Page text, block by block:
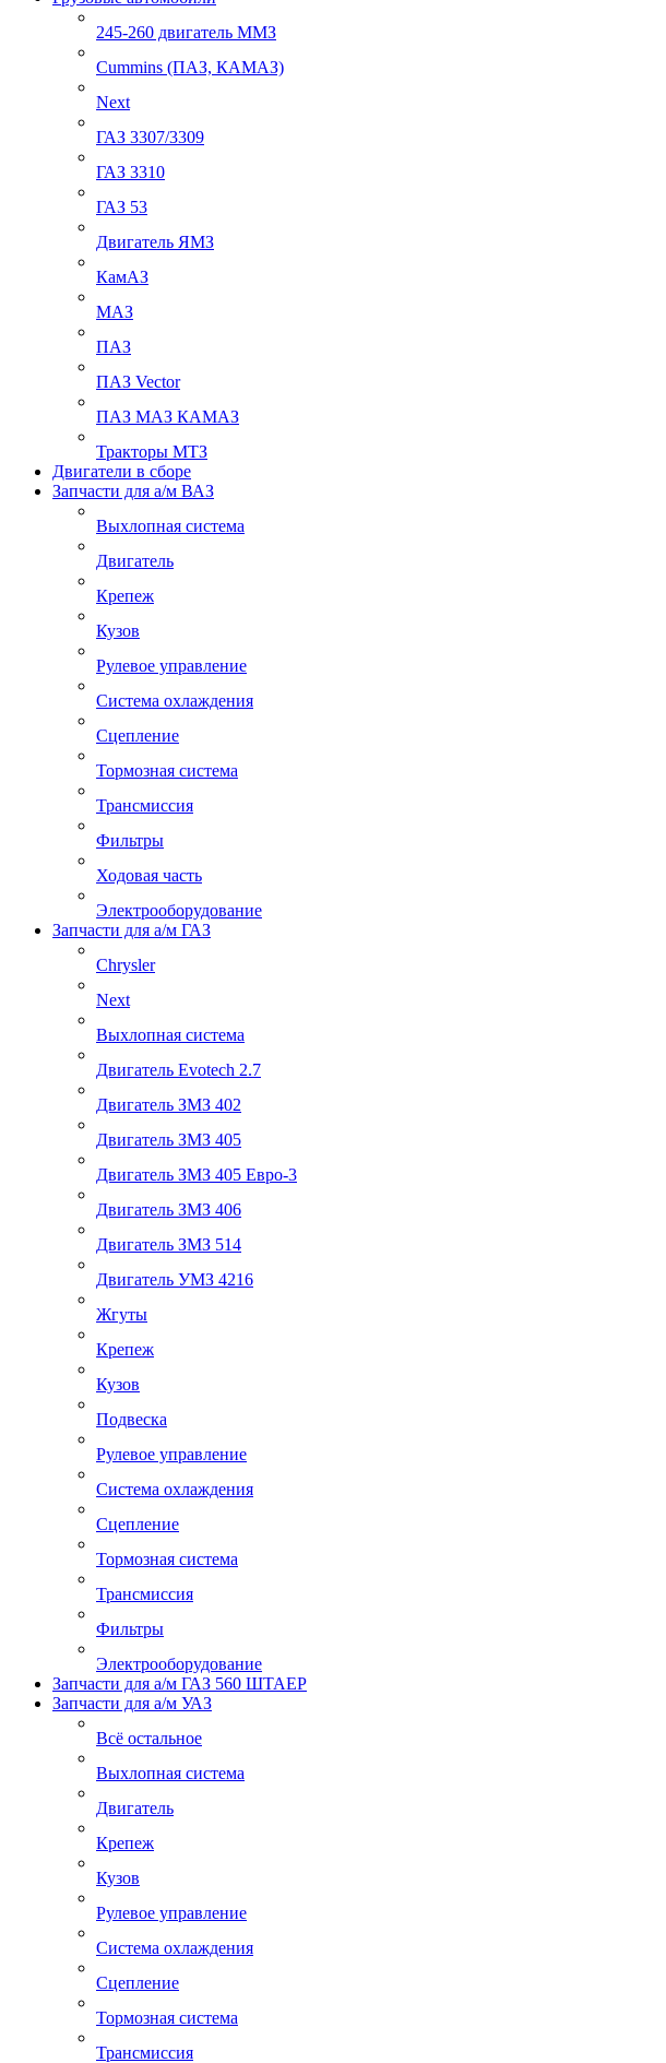
245-260 двигатель ММЗ
Cummins (ПАЗ, КАМАЗ)
Next
ГАЗ 3307/3309
ГАЗ 3310
ГАЗ 53
Двигатель ЯМЗ
КамАЗ
МАЗ
ПАЗ
ПАЗ Vector
ПАЗ МАЗ КАМАЗ
Тракторы МТЗ
Двигатели в сборе
Запчасти для а/м ВАЗ
Выхлопная система
Двигатель
Крепеж
Кузов
Рулевое управление
Система охлаждения
Сцепление
Тормозная система
Трансмиссия
Фильтры
Ходовая часть
Электрооборудование
Запчасти для а/м ГАЗ
Chrysler
Next
Выхлопная система
Двигатель Evotech 2.7
Двигатель ЗМЗ 402
Двигатель ЗМЗ 405
Двигатель ЗМЗ 405 Евро-3
Двигатель ЗМЗ 406
Двигатель ЗМЗ 514
Двигатель УМЗ 4216
Жгуты
Крепеж
Кузов
Подвеска
Рулевое управление
Система охлаждения
Сцепление
Тормозная система
Трансмиссия
Фильтры
Электрооборудование
Запчасти для а/м ГАЗ 560 ШТАЕР
Запчасти для а/м УАЗ
Всё остальное
Выхлопная система
Двигатель
Крепеж
Кузов
Рулевое управление
Система охлаждения
Сцепление
Тормозная система
Трансмиссия